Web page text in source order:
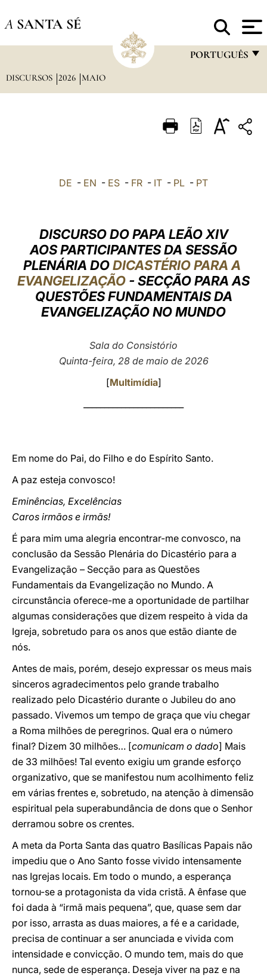
A SANTA SÉ
PORTUGUÊS
ITALIANO
العربيّة
中文
LATINE
DISCURSOS 2026 MAIO
DE - EN - ES - FR - IT - PL - PT
DISCURSO DO PAPA LEÃO XIV
AOS PARTICIPANTES DA SESSÃO
PLENÁRIA DODICASTÉRIO PARA A
EVANGELIZAÇÃO - SECÇÃO PARA AS
QUESTÕES FUNDAMENTAIS DA
EVANGELIZAÇÃO NO MUNDO
Sala do Consistório
Quinta-feira, 28 de maio de 2026
[Multimídia]
Em nome do Pai, do Filho e do Espírito Santo.
A paz esteja convosco!
Eminências, Excelências
Caros irmãos e irmãs!
É para mim uma alegria encontrar-me convosco, na
conclusão da Sessão Plenária do Dicastério para a
Evangelização – Secção para as Questões
Fundamentais da Evangelização no Mundo. A
circunstância oferece-me a oportunidade de partilhar
algumas considerações que dizem respeito à vida da
Igreja, sobretudo para os anos que estão diante de
nós.
Antes de mais, porém, desejo expressar os meus mais
sinceros agradecimentos pelo grande trabalho
realizado pelo Dicastério durante o Jubileu do ano
passado. Vivemos um tempo de graça que viu chegar
a Roma milhões de peregrinos. Qual era o número
final? Dizem 30 milhões… [comunicam o dado] Mais
de 33 milhões! Tal evento exigiu um grande esforço
organizativo, que se manifestou num acolhimento feliz
em várias frentes e, sobretudo, na atenção à dimensão
espiritual pela superabundância de dons que o Senhor
derramou sobre os crentes.
A meta da Porta Santa das quatro Basílicas Papais não
impediu que o Ano Santo fosse vivido intensamente
nas Igrejas locais. Em todo o mundo, a esperança
tornou-se a protagonista da vida cristã. A ênfase que
foi dada à “irmã mais pequena”, que, quase sem dar
por isso, arrasta as duas maiores, a fé e a caridade,
precisa de continuar a ser anunciada e vivida com
intensidade e convicção. O mundo tem, mais do que
nunca, sede de esperança. Deseja viver na paz e na